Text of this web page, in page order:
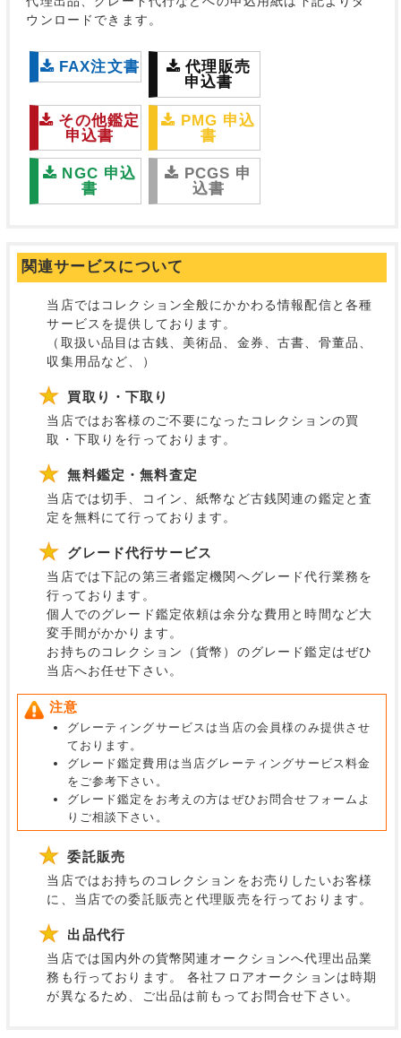
ウンロードできます。
FAX注文書
代理販売
申込書
その他鑑定
申込書
PMG 申込
書
NGC 申込
書
PCGS 申
込書
関連サービスについて
当店ではコレクション全般にかかわる情報配信と各種
サービスを提供しております。
（取扱い品目は古銭、美術品、金券、古書、骨董品、
収集用品など、）
買取り・下取り
当店ではお客様のご不要になったコレクションの買
取・下取りを行っております。
無料鑑定・無料査定
当店では切手、コイン、紙幣など古銭関連の鑑定と査
定を無料にて行っております。
グレード代行サービス
当店では下記の第三者鑑定機関へグレード代行業務を
行っております。
個人でのグレード鑑定依頼は余分な費用と時間など大
変手間がかかります。
お持ちのコレクション（貨幣）のグレード鑑定はぜひ
当店へお任せ下さい。
注意
グレーティングサービスは当店の会員様のみ提供させ
ております。
グレード鑑定費用は当店グレーティングサービス料金
をご参考下さい。
グレード鑑定をお考えの方はぜひお問合せフォームよ
りご相談下さい。
委託販売
当店ではお持ちのコレクションをお売りしたいお客様
に、当店での委託販売と代理販売を行っております。
出品代行
当店では国内外の貨幣関連オークションへ代理出品業
務も行っております。各社フロアオークションは時期
が異なるため、ご出品は前もってお問合せ下さい。